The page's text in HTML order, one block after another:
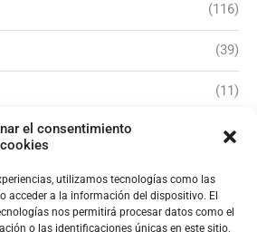
el consentimiento
utilizamos tecnologías como las
acceder a la información del dispositivo. El
nos permitirá procesar datos como el
o las identificaciones únicas en este sitio.
(116)
(39)
(11)